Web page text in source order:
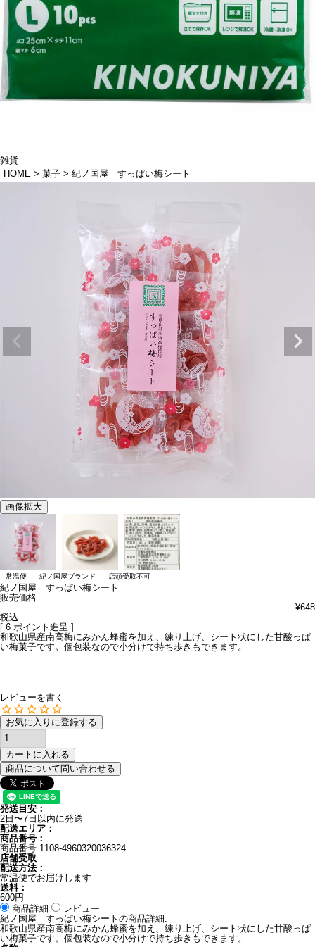
雑貨
HOME
菓子 紀ノ国屋 すっぱい梅シート
画像拡大
常温便 紀ノ国屋ブランド 店頭受取不可
紀ノ国屋 すっぱい梅シート
販売価格
¥648
税込
[ 6 ポイント進呈 ]
和歌山県産南高梅にみかん蜂蜜を加え、練り上げ、シート状にした甘酸っぱ
い梅菓子です。個包装なので小分けで持ち歩きもできます。
レビューを書く
お気に入りに登録する
カートに入れる
商品について問い合わせる
発送目安：
2日〜7日以内に発送
配送エリア：
商品番号：
商品番号 1108-4960320036324
店舗受取
配送方法：
常温便でお届けします
送料：
600円
商品詳細
レビュー
紀ノ国屋 すっぱい梅シートの商品詳細:
和歌山県産南高梅にみかん蜂蜜を加え、練り上げ、シート状にした甘酸っぱ
い梅菓子です。個包装なので小分けで持ち歩きもできます。